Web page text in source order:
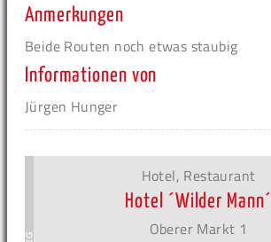
Anmerkungen
Beide Routen noch etwas staubig
Informationen von
Jürgen Hunger
Hotel, Restaurant
Hotel ´Wilder Mann´
Oberer Markt 1